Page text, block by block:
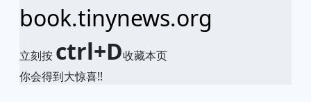
book.tinynews.org
立刻按 ctrl+D收藏本页
你会得到大惊喜!!